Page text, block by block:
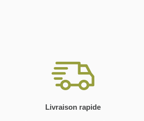
Livraison rapide